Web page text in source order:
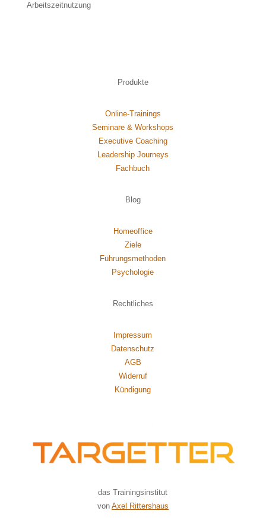
Arbeitszeitnutzung
Produkte
Online-Trainings
Seminare & Workshops
Executive Coaching
Leadership Journeys
Fachbuch
Blog
Homeoffice
Ziele
Führungsmethoden
Psychologie
Rechtliches
Impressum
Datenschutz
AGB
Widerruf
Kündigung
das Trainingsinstitut
von Axel Rittershaus